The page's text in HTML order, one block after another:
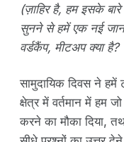
(ज़ाहिर है, हम इसके
सुनने से हमें एक नई
वर्डकैंप, मीटअप क्या है?
सामुदायिक दिवस ने हमें
क्षेत्र में वर्तमान में हम
करने का मौका दिया,